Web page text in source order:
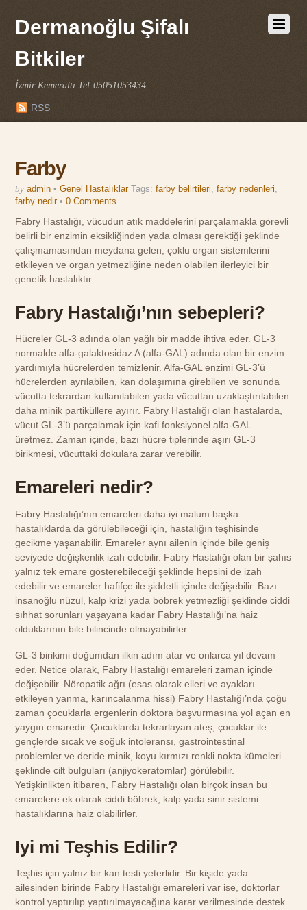
Dermanoğlu Şifalı
Bitkiler
İzmir Kemeraltı Tel:05051053434
RSS
Farby
by admin • Genel Hastalıklar Tags:farby belirtileri,farby nedenleri,
farby nedir •0 Comments
Fabry Hastalığı, vücudun atık maddelerini parçalamakla görevli
belirli bir enzimin eksikliğinden yada olması gerektiği şeklinde
çalışmamasından meydana gelen, çoklu organ sistemlerini
etkileyen ve organ yetmezliğine neden olabilen ilerleyici bir
genetik hastalıktır.
Fabry Hastalığı’nın sebepleri?
Hücreler GL-3 adında olan yağlı bir madde ihtiva eder. GL-3
normalde alfa-galaktosidaz A (alfa-GAL) adında olan bir enzim
yardımıyla hücrelerden temizlenir. Alfa-GAL enzimi GL-3’ü
hücrelerden ayrılabilen, kan dolaşımına girebilen ve sonunda
vücutta tekrardan kullanılabilen yada vücuttan uzaklaştırılabilen
daha minik partiküllere ayırır. Fabry Hastalığı olan hastalarda,
vücut GL-3’ü parçalamak için kafi fonksiyonel alfa-GAL
üretmez. Zaman içinde, bazı hücre tiplerinde aşırı GL-3
birikmesi, vücuttaki dokulara zarar verebilir.
Emareleri nedir?
Fabry Hastalığı’nın emareleri daha iyi malum başka
hastalıklarda da görülebileceği için, hastalığın teşhisinde
gecikme yaşanabilir. Emareler aynı ailenin içinde bile geniş
seviyede değişkenlik izah edebilir. Fabry Hastalığı olan bir şahıs
yalnız tek emare gösterebileceği şeklinde hepsini de izah
edebilir ve emareler hafifçe ile şiddetli içinde değişebilir. Bazı
insanoğlu nüzul, kalp krizi yada böbrek yetmezliği şeklinde ciddi
sıhhat sorunları yaşayana kadar Fabry Hastalığı’na haiz
olduklarının bile bilincinde olmayabilirler.
GL-3 birikimi doğumdan ilkin adım atar ve onlarca yıl devam
eder. Netice olarak, Fabry Hastalığı emareleri zaman içinde
değişebilir. Nöropatik ağrı (esas olarak elleri ve ayakları
etkileyen yanma, karıncalanma hissi) Fabry Hastalığı’nda çoğu
zaman çocuklarla ergenlerin doktora başvurmasına yol açan en
yaygın emaredir. Çocuklarda tekrarlayan ateş, çocuklar ile
gençlerde sıcak ve soğuk intoleransı, gastrointestinal
problemler ve deride minik, koyu kırmızı renkli nokta kümeleri
şeklinde cilt bulguları (anjiyokeratomlar) görülebilir.
Yetişkinlikten itibaren, Fabry Hastalığı olan birçok insan bu
emarelere ek olarak ciddi böbrek, kalp yada sinir sistemi
hastalıklarına haiz olabilirler.
Iyi mi Teşhis Edilir?
Teşhis için yalnız bir kan testi yeterlidir. Bir kişide yada
ailesinden birinde Fabry Hastalığı emareleri var ise, doktorlar
kontrol yaptırılıp yaptırılmayacağına karar verilmesinde destek